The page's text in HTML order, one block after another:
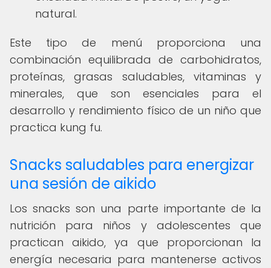
natural.
Este tipo de menú proporciona una
combinación equilibrada de carbohidratos,
proteínas, grasas saludables, vitaminas y
minerales, que son esenciales para el
desarrollo y rendimiento físico de un niño que
practica kung fu.
Snacks saludables para energizar
una sesión de aikido
Los snacks son una parte importante de la
nutrición para niños y adolescentes que
practican aikido, ya que proporcionan la
energía necesaria para mantenerse activos